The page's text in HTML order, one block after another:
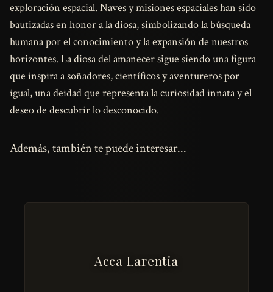
exploración espacial. Naves y misiones espaciales han sido
bautizadas en honor a la diosa, simbolizando la búsqueda
humana por el conocimiento y la expansión de nuestros
horizontes. La diosa del amanecer sigue siendo una figura
que inspira a soñadores, científicos y aventureros por
igual, una deidad que representa la curiosidad innata y el
deseo de descubrir lo desconocido.
Además, también te puede interesar...
Acca Larentia